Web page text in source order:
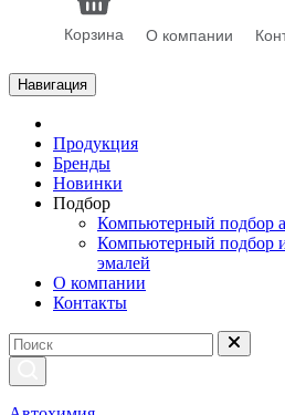
Корзина О компании
Навигация
Продукция
Бренды
Новинки
Подбор
Компьютерный подбор
Компьютерный подбор
эмалей
О компании
Контакты